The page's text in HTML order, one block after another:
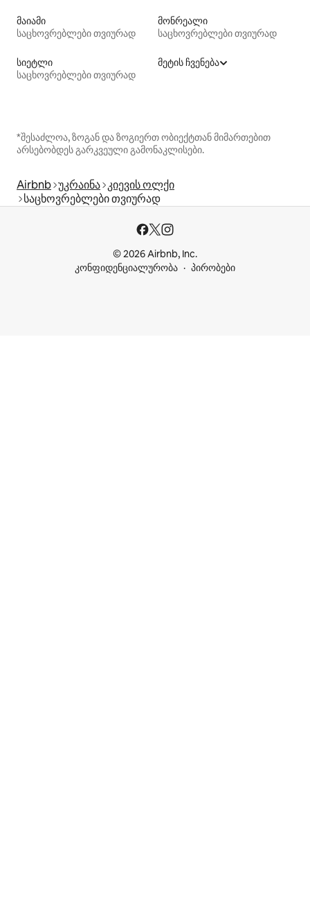
მაიამი
საცხოვრებლები თვიურად
მონრეალი
საცხოვრებლები თვიურად
სიეტლი
საცხოვრებლები თვიურად
მეტის ჩვენება
*შესაძლოა, ზოგან და ზოგიერთ ობიექტთან მიმართებით
არსებობდეს გარკვეული გამონაკლისები.
Airbnb უკრაინა კიევის ოლქი
საცხოვრებლები თვიურად
© 2026 Airbnb, Inc.
კონფიდენციალურობა
პირობები